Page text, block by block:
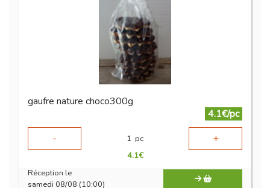
gaufre nature choco300g
4.1€/pc
-
1 pc +
4.1€
Réception le
samedi 08/08 (10:00)